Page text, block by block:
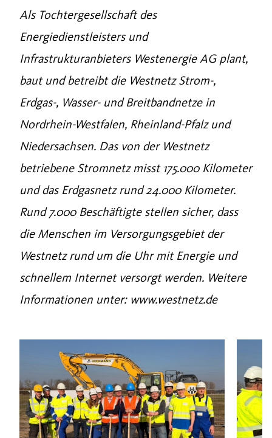
Als Tochtergesellschaft des
Energiedienstleisters und
Infrastrukturanbieters Westenergie AG plant,
baut und betreibt die Westnetz Strom-,
Erdgas-, Wasser- und Breitbandnetze in
Nordrhein-Westfalen, Rheinland-Pfalz und
Niedersachsen. Das von der Westnetz
betriebene Stromnetz misst 175.000 Kilometer
und das Erdgasnetz rund 24.000 Kilometer.
Rund 7.000 Beschäftigte stellen sicher, dass
die Menschen im Versorgungsgebiet der
Westnetz rund um die Uhr mit Energie und
schnellem Internet versorgt werden. Weitere
Informationen unter: www.westnetz.de